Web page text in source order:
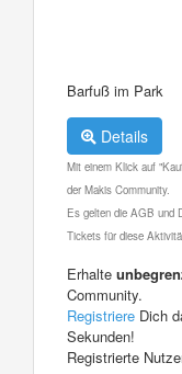
Barfuß im Park
Details
Mit einem Klick auf
der Makis Community.
Es gelten die AGB und
Tickets für diese
Erhalte
Community.
Registriere Dich
Sekunden!
Registrierte